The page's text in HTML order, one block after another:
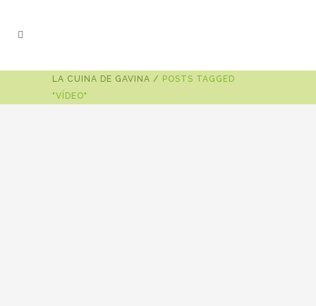
LA CUINA DE GAVINA / POSTS TAGGED
"VÍDEO"